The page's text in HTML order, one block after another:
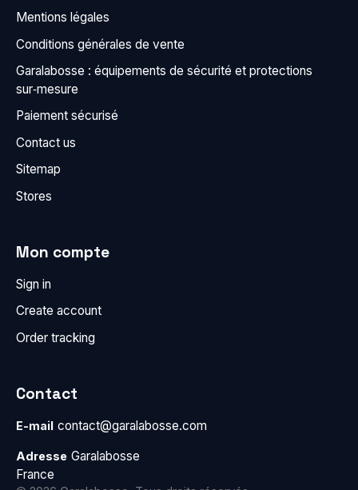
Mentions légales
Conditions générales de vente
Garalabosse : équipements de sécurité et protections
sur‑mesure
Paiement sécurisé
Contact us
Sitemap
Stores
Mon compte
Sign in
Create account
Order tracking
Contact
E-mail contact@garalabosse.com
Adresse Garalabosse
France